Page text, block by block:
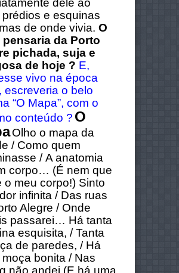
dele ao
prédios e esquinas
de onde vivia. O
pensaria da Porto
pichada, suja e
de hoje ? E,
vivo na época
escreveria o belo
“O Mapa”, com o
conteúdo ? O
Olho o mapa da
/ Como quem
/ A anatomia
corpo… (É nem que
o meu corpo!) Sinto
infinita / Das ruas
Alegre / Onde
passarei… Há tanta
esquisita, / Tanta
de paredes, / Há
bonita / Nas
não andei (E há uma